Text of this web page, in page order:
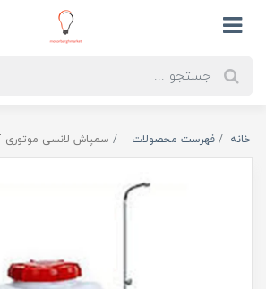
خانه فهرست محصولات سمپاش لانسی موتوری FST